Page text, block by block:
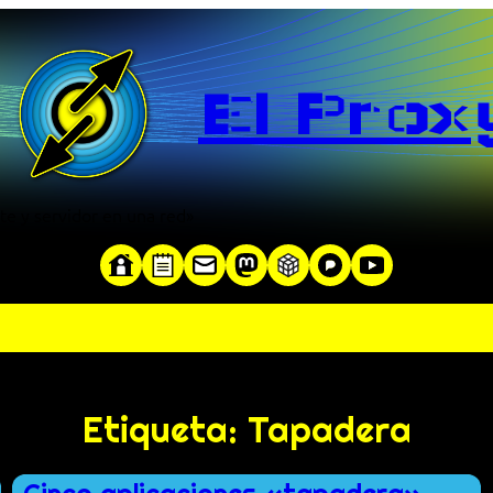
El
Etiqueta: Tapadera